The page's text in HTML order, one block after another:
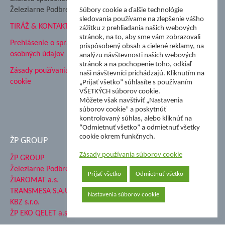
Železiarne Podbrezová
TIRÁŽ & KONTAKT
Prehlásenie o spracovaní
osobných údajov
Zásady používania súborov
cookie
ŽP Informatika s.r.o.
ŠK Železiarne Podbrezová
Tále a.s.
ŽP GROUP
ŽP GROUP
Železiarne Podbrezová a.s.
ŽIAROMAT a.s.
TRANSMESA S.A.U.
KBZ s.r.o.
ŽP EKO QELET a.s.
Súbory cookie a ďalšie technológie
sledovania používame na zlepšenie vášho
zážitku z prehliadania našich webových
stránok, na to, aby sme vám zobrazovali
prispôsobený obsah a cielené reklamy, na
analýzu návštevnosti našich webových
stránok a na pochopenie toho, odkiaľ
naši návštevníci prichádzajú. Kliknutím na
„Prijať všetko” súhlasíte s používaním
VŠETKÝCH súborov cookie.
Môžete však navštíviť „Nastavenia
súborov cookie” a poskytnúť
kontrolovaný súhlas, alebo kliknúť na
“Odmietnuť všetko” a odmietnuť všetky
cookie okrem funkčnych.
Zásady používania súborov cookie
Prijať všetko Odmietnuť všetko
Nastavenia súborov cookie